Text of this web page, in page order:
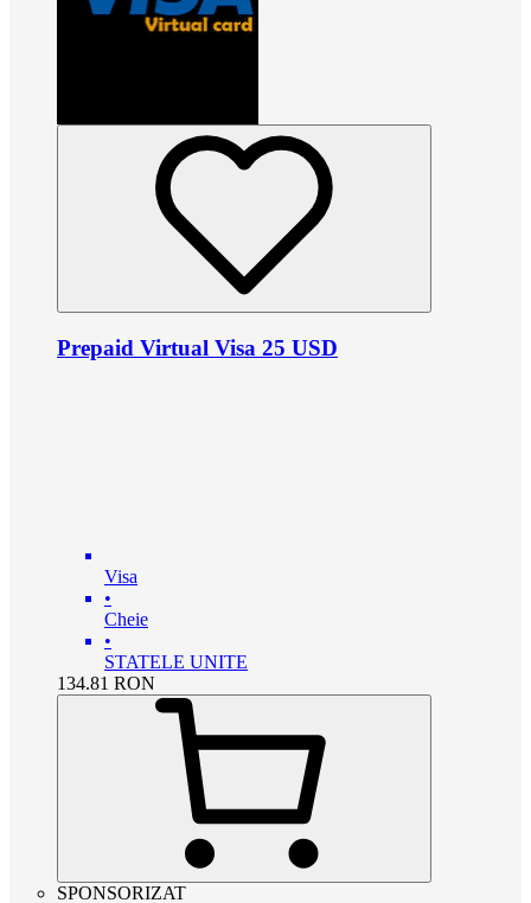
Prepaid Virtual Visa 25 USD
Visa
•
Cheie
•
STATELE UNITE
134.81 RON
SPONSORIZAT